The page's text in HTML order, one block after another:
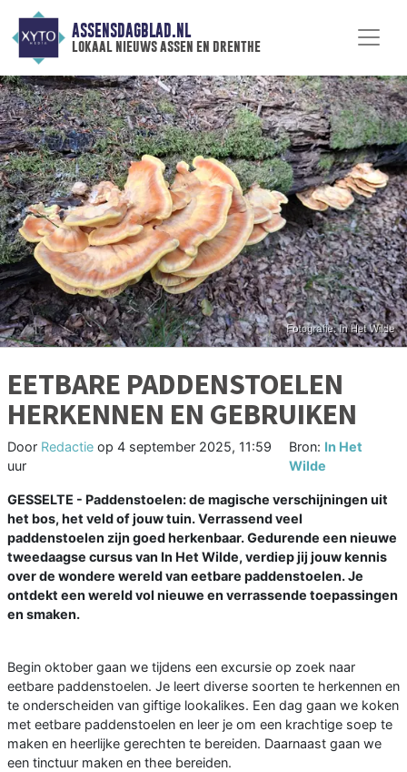
ASSENSDAGBLAD.NL
lokaal nieuws assen en drenthe
EETBARE PADDENSTOELEN
HERKENNEN EN GEBRUIKEN
Door Redactie op 4 september 2025, 11:59
uur
Bron: In Het
Wilde
GESSELTE - Paddenstoelen: de magische verschijningen uit
het bos, het veld of jouw tuin. Verrassend veel
paddenstoelen zijn goed herkenbaar. Gedurende een nieuwe
tweedaagse cursus van In Het Wilde, verdiep jij jouw kennis
over de wondere wereld van eetbare paddenstoelen. Je
ontdekt een wereld vol nieuwe en verrassende toepassingen
en smaken.
Begin oktober gaan we tijdens een excursie op zoek naar
eetbare paddenstoelen. Je leert diverse soorten te herkennen en
te onderscheiden van giftige lookalikes. Een dag gaan we koken
met eetbare paddenstoelen en leer je om een krachtige soep te
maken en heerlijke gerechten te bereiden. Daarnaast gaan we
een tinctuur maken en thee bereiden.